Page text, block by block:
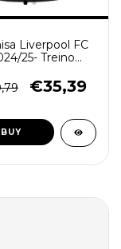
Liverpool FC
25- Treino
€35,39
BUY